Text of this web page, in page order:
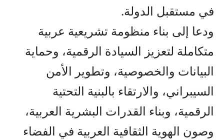
في مستقبل الدولة.
ودعا إلى بناء منظومة تشريعية عربية
متكاملة لتعزيز السيادة الرقمية، وحماية
البيانات والخصوصية، وتطوير الأمن
السيبراني، والارتقاء بالبنية التحتية
الرقمية، وبناء القدرات البشرية العربية،
وصون الهوية الثقافية العربية في الفضاء